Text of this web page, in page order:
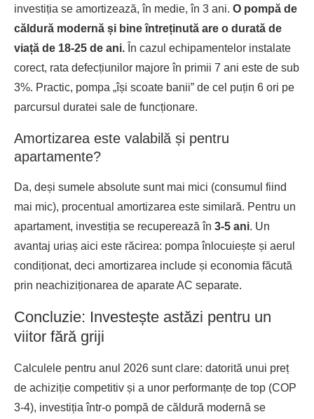
investiția se amortizează, în medie, în 3 ani. O pompă de
căldură modernă și bine întreținută are o durată de
viață de 18-25 de ani. În cazul echipamentelor instalate
corect, rata defecțiunilor majore în primii 7 ani este de sub
3%. Practic, pompa „își scoate banii” de cel puțin 6 ori pe
parcursul duratei sale de funcționare.
Amortizarea este valabilă și pentru
apartamente?
Da, deși sumele absolute sunt mai mici (consumul fiind
mai mic), procentual amortizarea este similară. Pentru un
apartament, investiția se recuperează în 3-5 ani. Un
avantaj uriaș aici este răcirea: pompa înlocuiește și aerul
condiționat, deci amortizarea include și economia făcută
prin neachiziționarea de aparate AC separate.
Concluzie: Investește astăzi pentru un
viitor fără griji
Calculele pentru anul 2026 sunt clare: datorită unui preț
de achiziție competitiv și a unor performanțe de top (COP
3-4), investiția într-o pompă de căldură modernă se